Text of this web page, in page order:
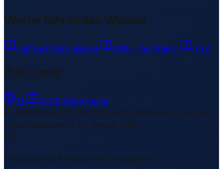
Weiterführendes Wissen
Luftfracht Grundlagen AWB – Air Waybill IATA
Zum Land
TR
Zoll & Abfertigung
Weiterführende Links1 Bereiche/Sections • 8 Links▾
Zuletzt aktualisiert: 27. Januar 2026
Inhalt geprüft & redaktionell freigegeben